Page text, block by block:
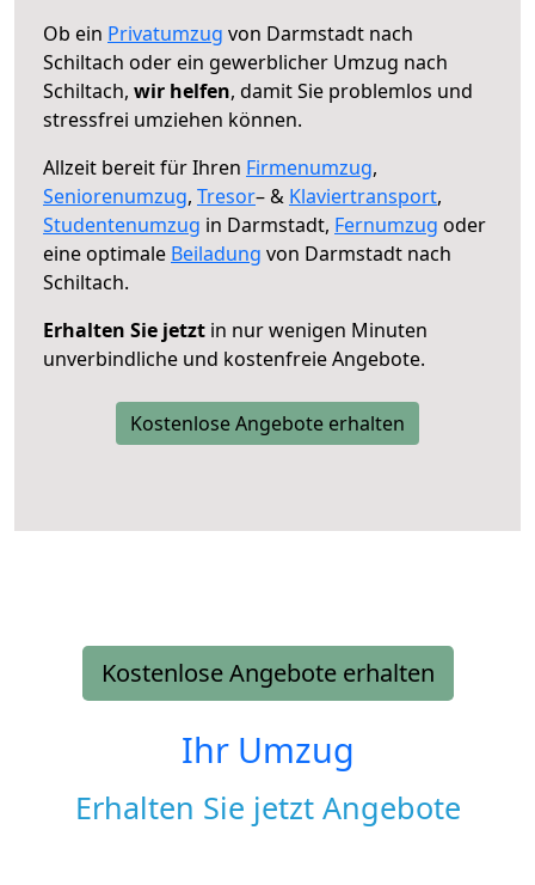
Ob ein Privatumzug von Darmstadt nach
Schiltach oder ein gewerblicher Umzug nach
Schiltach, wir helfen, damit Sie problemlos und
stressfrei umziehen können.
Allzeit bereit für Ihren Firmenumzug,
Seniorenumzug, Tresor– & Klaviertransport,
Studentenumzug in Darmstadt, Fernumzug oder
eine optimale Beiladung von Darmstadt nach
Schiltach.
Erhalten Sie jetzt in nur wenigen Minuten
unverbindliche und kostenfreie Angebote.
Kostenlose Angebote erhalten
Kostenlose Angebote erhalten
Ihr Umzug
Erhalten Sie jetzt Angebote